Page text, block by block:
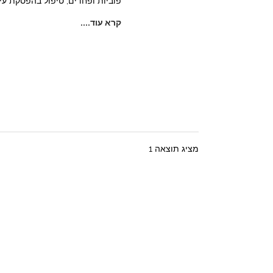
קרא עוד....
מציג תוצאה 1